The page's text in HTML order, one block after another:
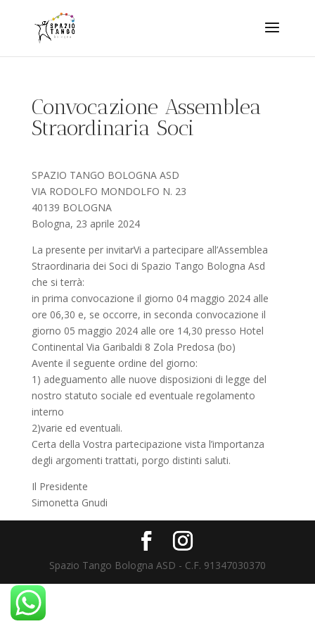
Convocazione Assemblea
Straordinaria Soci
SPAZIO TANGO BOLOGNA ASD
VIA RODOLFO MONDOLFO N. 23
40139 BOLOGNA
Bologna, 23 aprile 2024
La presente per invitarVi a partecipare all’Assemblea
Straordinaria dei Soci di Spazio Tango Bologna Asd
che si terrà:
in prima convocazione il giorno 04 maggio 2024 alle
ore 06,30 e, se occorre, in seconda convocazione il
giorno 05 maggio 2024 alle ore 14,30 presso Hotel
Continental Via Garibaldi 8 Zola Predosa (bo)
Avente il seguente ordine del giorno:
1) adeguamento alle nuove disposizioni di legge del
nostro statuto sociale ed eventuale regolamento
interno
2)varie ed eventuali.
Certa della Vostra partecipazione vista l’importanza
degli argomenti trattati, porgo distinti saluti.
Il Presidente
Simonetta Gnudi
Spazio Tango Bologna ASD - C.F. 91347030370